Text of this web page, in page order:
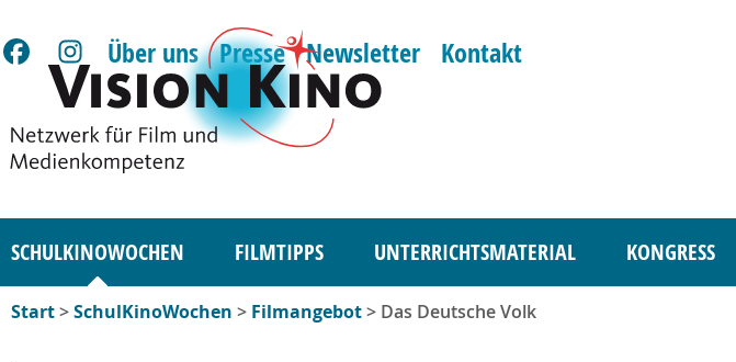
Über uns Presse Newsletter Kontakt
SCHULKINOWOCHEN FILMTIPPS UNTERRICHTSMATERIAL KONGRESS
Start>SchulKinoWochen > Filmangebot> Das Deutsche Volk